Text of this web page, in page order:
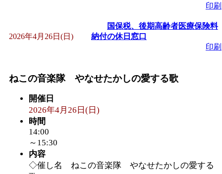
子育て交流広場「
間：2026/08/10～2026/
「 赤ちゃん交流広場
間：2026/08/10～
「みなづる号乗車体
de 健康づくり」
印刷
2026年4月26日(日)
国保税、後期高齢者医療保険料
納付の休日窓口
印刷
ねこの音楽隊 やなせたかしの愛する歌
開催日
2026年4月26日(日)
時間
14:00
～15:30
内容
◇催し名 ねこの音楽隊 やなせたかしの愛する